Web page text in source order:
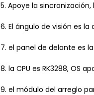
5. Apoye la
6. El ángulo de visión es
7. el panel de delante es
8. la CPU es RK3288, OS
9. el módulo del arreglo